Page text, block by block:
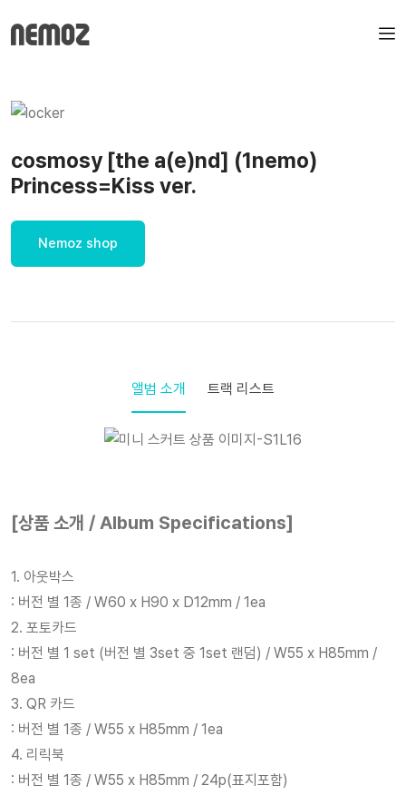
cosmosy [the a(e)nd] (1nemo)
Princess=Kiss ver.
Nemoz shop
앨범 소개 트랙 리스트
[상품 소개 / Album Specifications]
1. 아웃박스
: 버전 별 1종 / W60 x H90 x D12mm / 1ea
2. 포토카드
: 버전 별 1 set (버전 별 3set 중 1set 랜덤) / W55 x H85mm /
8ea
3. QR 카드
: 버전 별 1종 / W55 x H85mm / 1ea
4. 리릭북
: 버전 별 1종 / W55 x H85mm / 24p(표지포함)